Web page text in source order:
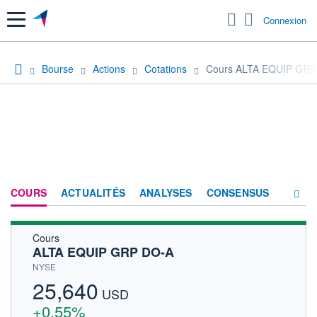
Menu Connexion
Bourse Actions Cotations Cours ALTA EQUIP
COURS ACTUALITÉS ANALYSES CONSENSUS
Cours
ALTA EQUIP GRP DO-A
NYSE
25,640 USD
+0,55%